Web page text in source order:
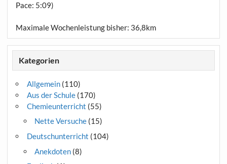
Pace: 5:09)
Maximale Wochenleistung bisher: 36,8km
Kategorien
Allgemein(110)
Aus der Schule(170)
Chemieunterricht (55)
Nette Versuche(15)
Deutschunterricht (104)
Anekdoten(8)